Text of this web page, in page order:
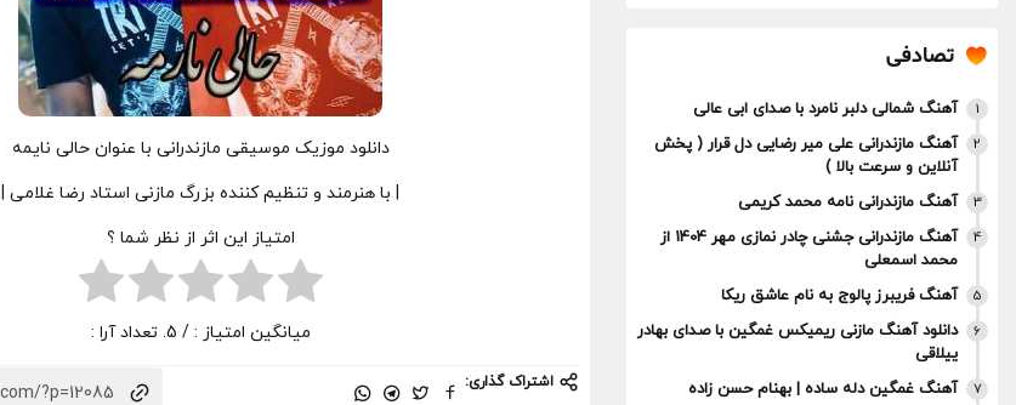
تصادفی
1 آهنگ شمالی دلبر نامرد با صدای ابی عالی
2
آهنگ مازندرانی علی میر رضایی دل قرار ( پخش
آنلاین و سرعت بالا )
3 آهنگ مازندرانی نامه محمد کریمی
4
آهنگ مازندرانی جشنی چادر نمازی مهر 1404 از
محمد اسمعلی
5 آهنگ فریبرز پالوج به نام عاشق ریکا
6
دانلود آهنگ مازنی ریمیکس غمگین با صدای بهادر
ییلاقی
7 آهنگ غمگین دله ساده | بهنام حسن زاده
دانلود موزیک موسیقی مازندرانی با عنوان حالی نایمه
| با هنرمند و تنظیم کننده بزرگ مازنی استاد رضا غلامی |
امتیاز این اثر از نظر شما ؟
میانگین امتیاز :/ 5. تعداد آرا :
اشتراک گذاری: